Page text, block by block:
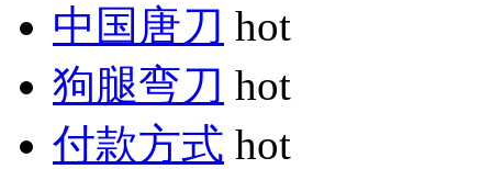
中国唐刀 hot
狗腿弯刀 hot
付款方式 hot